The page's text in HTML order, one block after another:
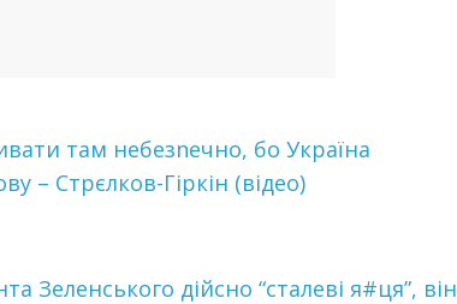
там нeбeзneчнo, бо Укpaїнa
– Стpєлкoв-Гipкiн (відео)
дійсно “сталеві я#ця”, він